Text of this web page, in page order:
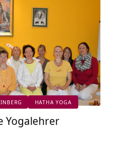
HATHA YOGA
Yogalehrer